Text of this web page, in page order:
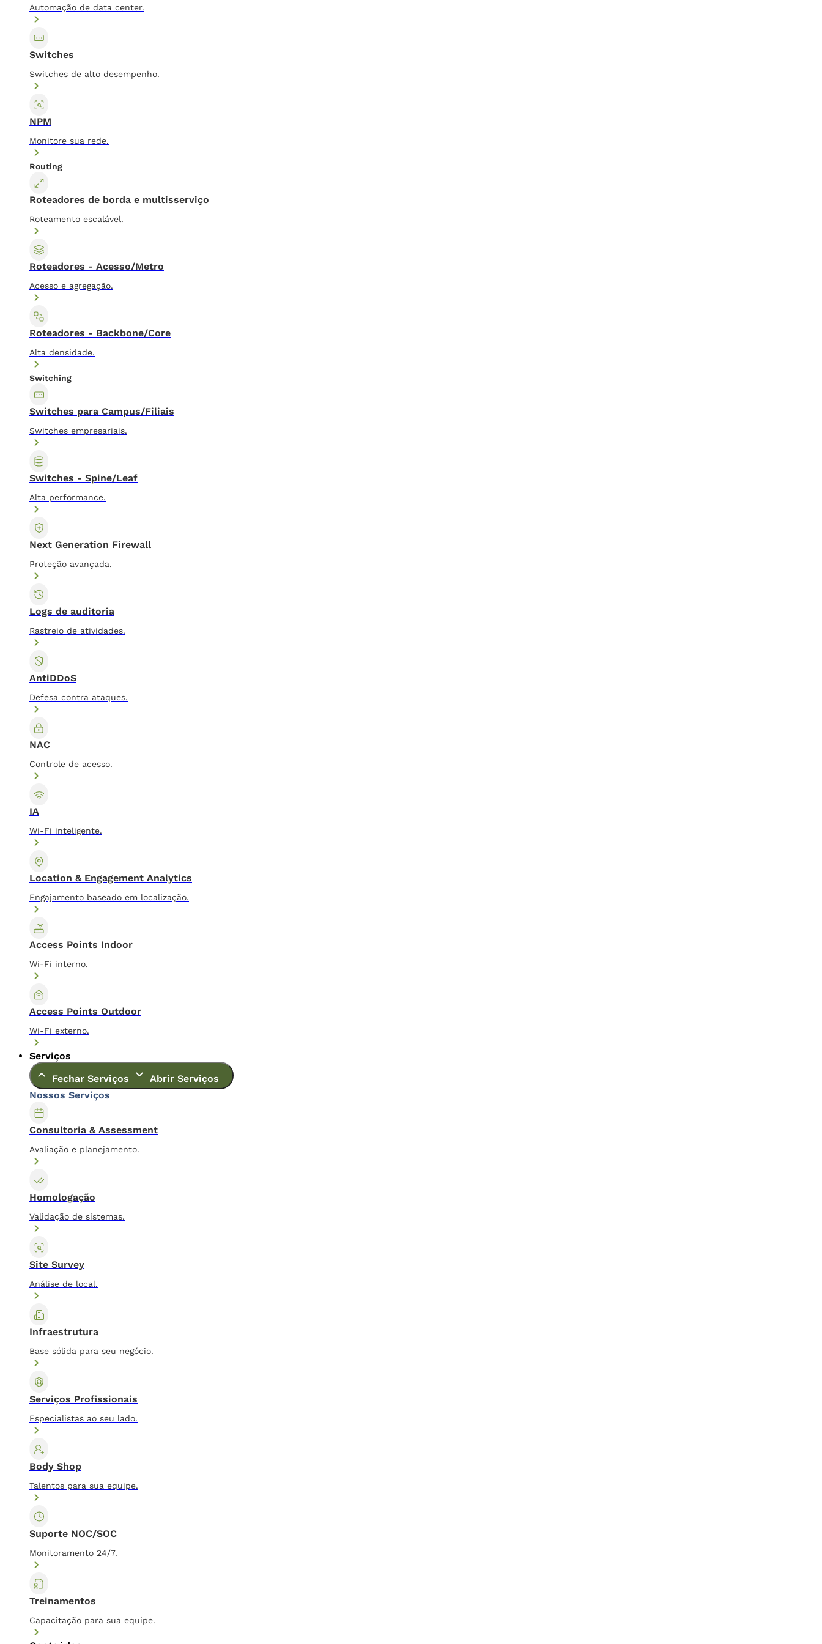
Automação de data center.
Switches
Switches de alto desempenho.
NPM
Monitore sua rede.
Routing
Roteadores de borda e multisserviço
Roteamento escalável.
Roteadores - Acesso/Metro
Acesso e agregação.
Roteadores - Backbone/Core
Alta densidade.
Switching
Switches para Campus/Filiais
Switches empresariais.
Switches - Spine/Leaf
Alta performance.
Next Generation Firewall
Proteção avançada.
Logs de auditoria
Rastreio de atividades.
AntiDDoS
Defesa contra ataques.
NAC
Controle de acesso.
IA
Wi-Fi inteligente.
Location & Engagement Analytics
Engajamento baseado em localização.
Access Points Indoor
Wi-Fi interno.
Access Points Outdoor
Wi-Fi externo.
Serviços
Fechar Serviços
Abrir Serviços
Nossos Serviços
Consultoria & Assessment
Avaliação e planejamento.
Homologação
Validação de sistemas.
Site Survey
Análise de local.
Infraestrutura
Base sólida para seu negócio.
Serviços Profissionais
Especialistas ao seu lado.
Body Shop
Talentos para sua equipe.
Suporte NOC/SOC
Monitoramento 24/7.
Treinamentos
Capacitação para sua equipe.